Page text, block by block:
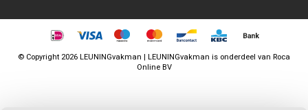
© Copyright 2026 LEUNINGvakman | LEUNINGvakman is onderdeel van Roca
Online BV